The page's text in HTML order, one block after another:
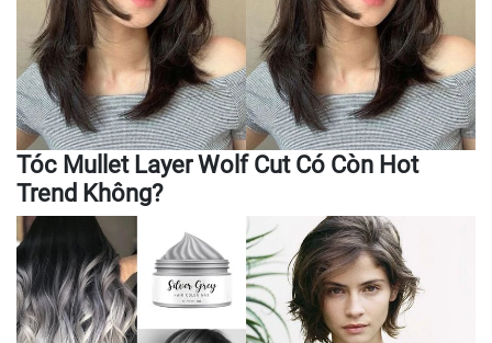
Tóc Mullet Layer Wolf Cut Có Còn Hot
Trend Không?